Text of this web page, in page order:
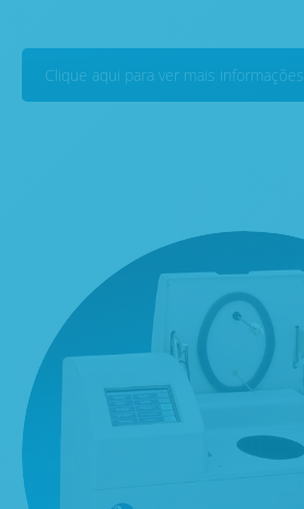
Clique aqui para ver mais informações